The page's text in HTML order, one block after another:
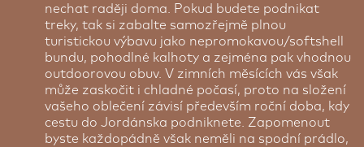
nechat raději doma. Pokud budete podnikat
treky, tak si zabalte samozřejmě plnou
turistickou výbavu jako nepromokavou/softshell
bundu, pohodlné kalhoty a zejména pak vhodnou
outdoorovou obuv. V zimních měsících vás však
může zaskočit i chladné počasí, proto na složení
vašeho oblečení závisí především roční doba, kdy
cestu do Jordánska podniknete. Zapomenout
byste každopádně však neměli na spodní prádlo,